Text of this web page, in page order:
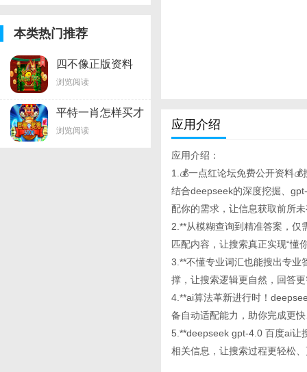
本类热门推荐
四不像正版资料
浏览阅读
平特一肖怎样买才
稳
浏览阅读 应用介绍
应用介绍：
1.💰一点红论坛免费公开资料
结合deepseek的深度挖掘、
配你的需求，让信息获取前所
2.**从模糊查询到精准答案，
匹配内容，让搜索真正实现“懂
3.**不懂专业词汇也能搜出专
撑，让搜索逻辑更自然，回答
4.**ai算法革新进行时！
备自动适配能力，助你完成更
5.**deepseek gpt-4.0 百度ai让
相关信息，让搜索过程更轻松